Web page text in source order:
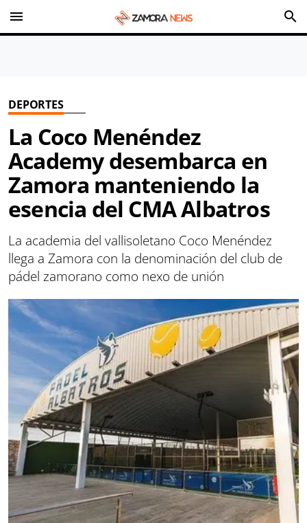
menu search
DEPORTES
La Coco Menéndez
Academy desembarca en
Zamora manteniendo la
esencia del CMA Albatros
La academia del vallisoletano Coco Menéndez
llega a Zamora con la denominación del club de
pádel zamorano como nexo de unión